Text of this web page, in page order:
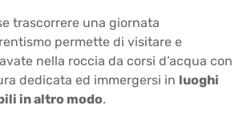
trascorrere una giornata
permette di visitare e
nella roccia da corsi d’acqua con
dedicata ed immergersi in luoghi
in altro modo.